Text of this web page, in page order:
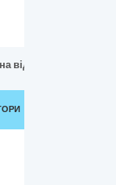
від : 450-500